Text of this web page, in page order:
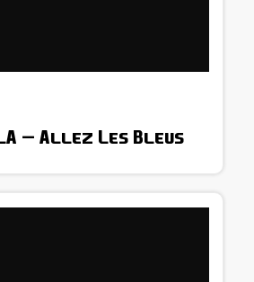
– Allez Les Bleus